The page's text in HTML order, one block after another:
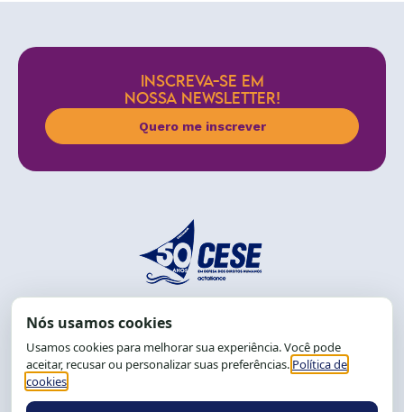
INSCREVA-SE EM
NOSSA NEWSLETTER!
Quero me inscrever
End.: R. da Graça, 150. Graça
CEP: 40.150-055
Salvador-BA, Brasil.
Tel.: (71) 2104-5457, Cel.: (71) 9 9239-2104 ou 2105
Expediente: 8h às 12h e 13 às 17h.